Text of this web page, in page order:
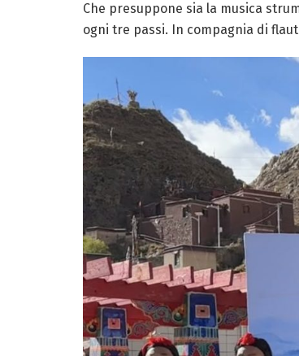
Che presuppone sia la musica
ogni tre passi. In compagnia di